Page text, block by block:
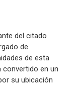
del citado
de
de esta
convertido en un
su ubicación